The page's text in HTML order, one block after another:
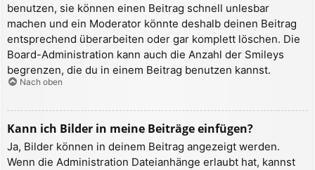
benutzen, sie können einen Beitrag schnell unlesbar
machen und ein Moderator könnte deshalb deinen Beitrag
entsprechend überarbeiten oder gar komplett löschen. Die
Board-Administration kann auch die Anzahl der Smileys
begrenzen, die du in einem Beitrag benutzen kannst.
Nach oben
Kann ich Bilder in meine Beiträge einfügen?
Ja, Bilder können in deinem Beitrag angezeigt werden.
Wenn die Administration Dateianhänge erlaubt hat, kannst